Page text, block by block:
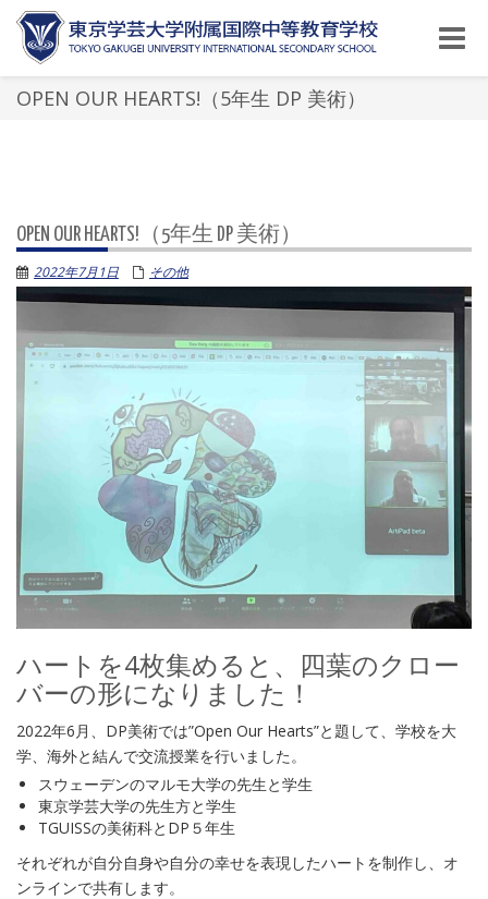
Toggle
OPEN OUR HEARTS!（5年生 DP 美術）
OPEN OUR HEARTS!（5年生 DP 美術）
2022年7月1日 その他
ハートを4枚集めると、四葉のクロー
バーの形になりました！
2022年6月、DP美術では”Open Our Hearts”と題して、学校を大
学、海外と結んで交流授業を行いました。
スウェーデンのマルモ大学の先生と学生
東京学芸大学の先生方と学生
TGUISSの美術科とDP５年生
それぞれが自分自身や自分の幸せを表現したハートを制作し、オ
ンラインで共有します。